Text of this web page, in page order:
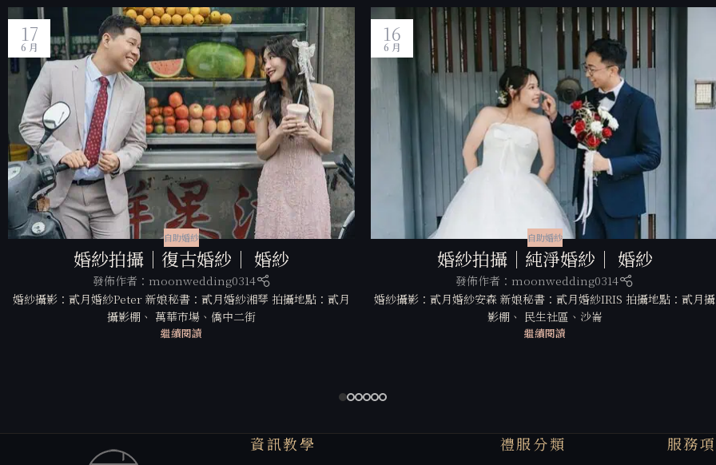
17
6 月
自助婚紗
婚紗拍攝｜復古婚紗｜ 婚紗
發佈作者： moonwedding0314
婚紗攝影：貳月婚紗Peter 新娘秘書：貳月婚紗湘琴 拍攝地點：貳月
攝影棚、 萬華市場、僑中二街
繼續閱讀
16
6 月
自助婚紗
婚紗拍攝｜純淨婚紗｜ 婚紗
發佈作者：moonwedding0314
婚紗攝影：貳月婚紗安森 新娘秘書：貳月婚紗IRIS 拍攝地點：貳月攝
影棚、 民生社區、沙崙
繼續閱讀
資訊教學 禮服分類 服務